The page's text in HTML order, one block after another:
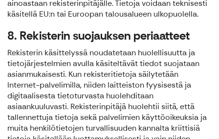
ainoastaan rekisterinpitäjälle. Tietoja voidaan teknisesti
käsitellä EU:n tai Euroopan talousalueen ulkopuolella.
8. Rekisterin suojauksen periaatteet
Rekisterin käsittelyssä noudatetaan huolellisuutta ja
tietojärjestelmien avulla käsiteltävät tiedot suojataan
asianmukaisesti. Kun rekisteritietoja säilytetään
Internet-palvelimilla, niiden laitteiston fyysisestä ja
digitaalisesta tietoturvasta huolehditaan
asiaankuuluvasti. Rekisterinpitäjä huolehtii siitä, että
tallennettuja tietoja sekä palvelimien käyttöoikeuksia ja
muita henkilötietojen turvallisuuden kannalta kriittisiä